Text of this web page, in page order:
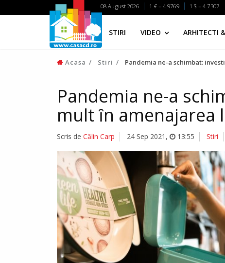
08 August 2026 1 € = 4.9769 1 $ = 4.7307
STIRI VIDEO ARHITECTI
Acasa Stiri Pandemia ne-a schimbat:
Pandemia ne-a
mult ȋn amenajarea
Scris de Călin Carp 24 Sep 2021 , 13:55 Stiri